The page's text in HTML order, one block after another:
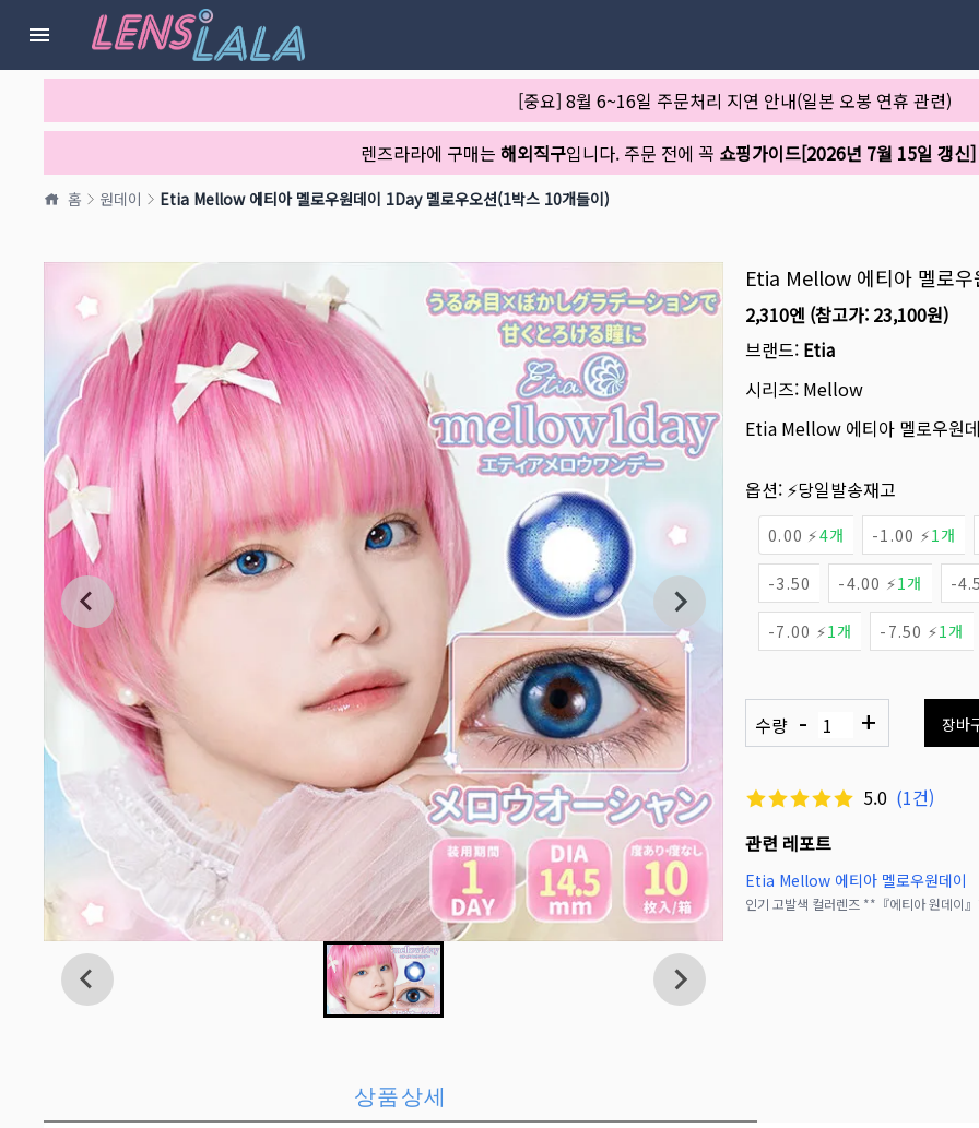
[중요] 8월 6~16일 주문처리 지연 안내(일본 오봉 연휴 관련)
렌즈라라에 구매는 해외직구입니다. 주문 전에 꼭 쇼핑가이드[2026년 7월 15일 갱신]
홈 원데이 Etia Mellow 에티아 멜로우원데이 1Day 멜로우오션(1박스 10개들이)
Etia Mellow 에티아 멜로
2,310엔 (참고가: 23,100원)
브랜드: Etia
시리즈: Mellow
Etia Mellow 에티아 멜로우원
옵션: ⚡당일발송재고
0.00 ⚡4개 -1.00 ⚡1개
-3.50 -4.00 ⚡1개 -
-7.00 ⚡1개 -7.50 ⚡1개
수량 - + 장바
5.0 (1건)
관련 레포트
Etia Mellow 에티아 멜로우원데이
상품상세